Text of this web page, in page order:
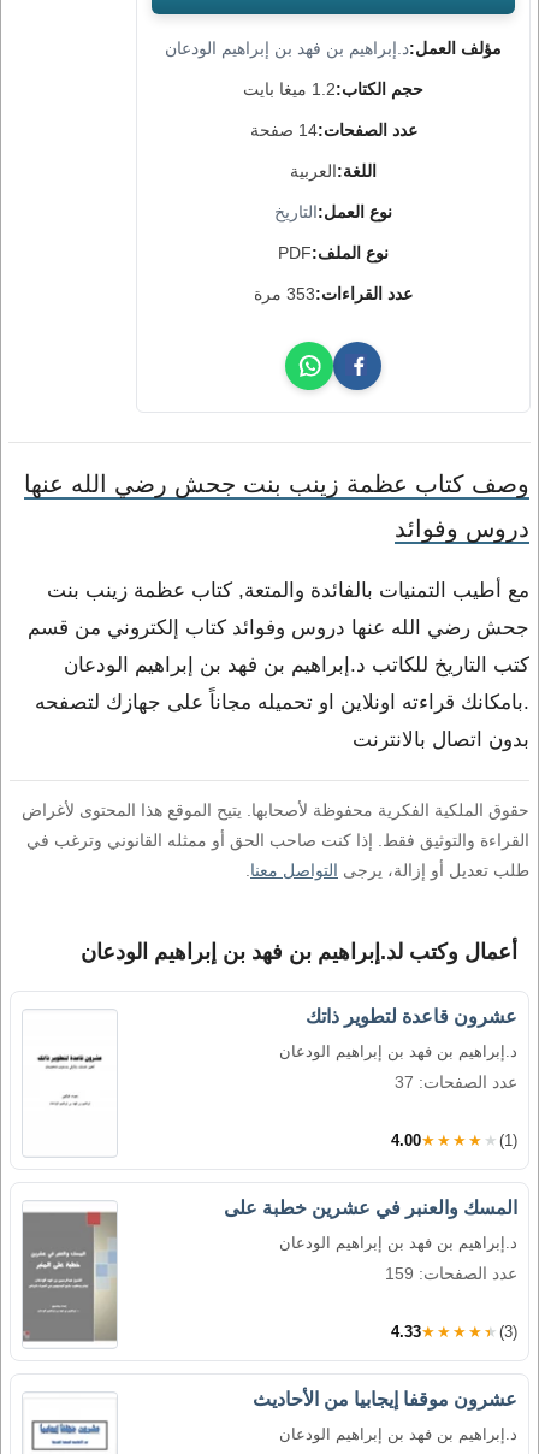
مؤلف العمل:د.إبراهيم بن فهد بن إبراهيم الودعان
حجم الكتاب:1.2 ميغا بايت
عدد الصفحات:14 صفحة
اللغة:العربية
نوع العمل:التاريخ
نوع الملف:PDF
عدد القراءات:353 مرة
وصف كتاب عظمة زينب بنت جحش رضي الله عنها
دروس وفوائد
مع أطيب التمنيات بالفائدة والمتعة, كتاب عظمة زينب بنت
جحش رضي الله عنها دروس وفوائد كتاب إلكتروني من قسم
كتب التاريخ للكاتب د.إبراهيم بن فهد بن إبراهيم الودعان
.بامكانك قراءته اونلاين او تحميله مجاناً على جهازك لتصفحه
بدون اتصال بالانترنت
حقوق الملكية الفكرية محفوظة لأصحابها. يتيح الموقع هذا المحتوى لأغراض
القراءة والتوثيق فقط. إذا كنت صاحب الحق أو ممثله القانوني وترغب في
طلب تعديل أو إزالة، يرجى التواصل معنا
أعمال وكتب لد.إبراهيم بن فهد بن إبراهيم الودعان
عشرون قاعدة لتطوير ذاتك
د.إبراهيم بن فهد بن إبراهيم الودعان
عدد الصفحات: 37
4.00★★★★★ (1)
المسك والعنبر في عشرين خطبة على
د.إبراهيم بن فهد بن إبراهيم الودعان
عدد الصفحات: 159
4.33★★★★★ (3)
عشرون موقفا إيجابيا من الأحاديث
د.إبراهيم بن فهد بن إبراهيم الودعان